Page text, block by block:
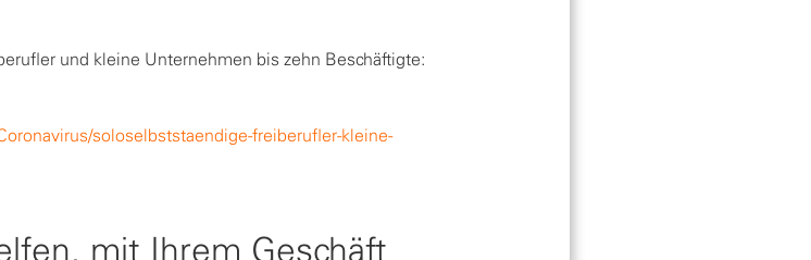
und kleine Unternehmen bis zehn Beschäftigte:
soloselbststaendige-freiberufler-kleine-
mit Ihrem Geschäft